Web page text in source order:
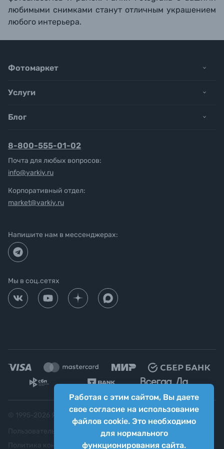
любимыми снимками станут отличным украшением
любого интерьера.
Работая с этим сайтом, Вы даете
свое согласие на использование
файлов cookie. Это необходимо
для нормального
функционирования сайта.
Фотомаркет
Услуги
Блог
8-800-555-01-02
Почта для любых вопросов:
info@yarkiy.ru
Корпоративный отдел:
market@yarkiy.ru
Напишите нам в мессенджерах:
Мы в соц.сетях
Яркий фотомаркет ("Яркий Мир")
Пользовательское соглашение
Политика конфиденциальности